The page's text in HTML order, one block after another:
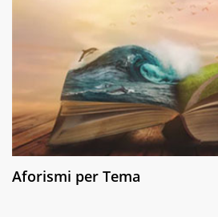
Aforismi per Tema